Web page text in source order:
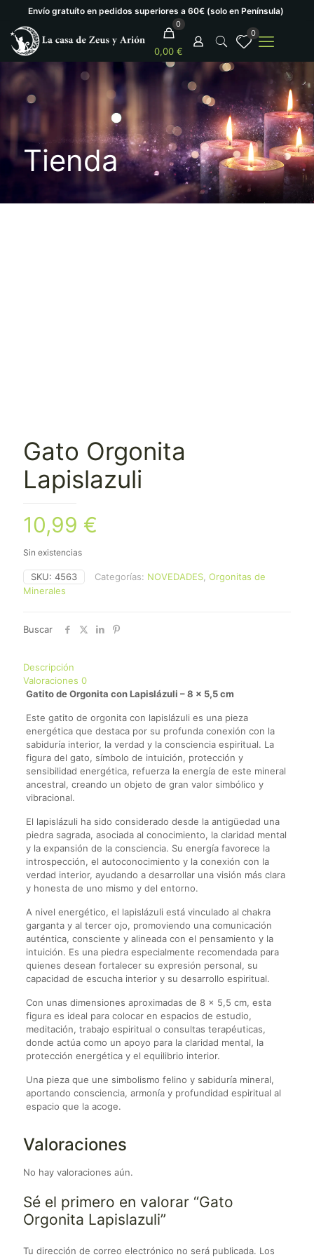
Envío gratuíto en pedidos superiores a 60€ (solo en Península)
0
0,00 €
0
Tienda
Gato Orgonita
Lapislazuli
10,99 €
Sin existencias
SKU: 4563 Categorías: NOVEDADES, Orgonitas de
Minerales
Buscar
Descripción
Valoraciones 0
Gatito de Orgonita con Lapislázuli – 8 x 5,5 cm
Este gatito de orgonita con lapislázuli es una pieza
energética que destaca por su profunda conexión con la
sabiduría interior, la verdad y la consciencia espiritual. La
figura del gato, símbolo de intuición, protección y
sensibilidad energética, refuerza la energía de este mineral
ancestral, creando un objeto de gran valor simbólico y
vibracional.
El lapislázuli ha sido considerado desde la antigüedad una
piedra sagrada, asociada al conocimiento, la claridad mental
y la expansión de la consciencia. Su energía favorece la
introspección, el autoconocimiento y la conexión con la
verdad interior, ayudando a desarrollar una visión más clara
y honesta de uno mismo y del entorno.
A nivel energético, el lapislázuli está vinculado al chakra
garganta y al tercer ojo, promoviendo una comunicación
auténtica, consciente y alineada con el pensamiento y la
intuición. Es una piedra especialmente recomendada para
quienes desean fortalecer su expresión personal, su
capacidad de escucha interior y su desarrollo espiritual.
Con unas dimensiones aproximadas de 8 x 5,5 cm, esta
figura es ideal para colocar en espacios de estudio,
meditación, trabajo espiritual o consultas terapéuticas,
donde actúa como un apoyo para la claridad mental, la
protección energética y el equilibrio interior.
Una pieza que une simbolismo felino y sabiduría mineral,
aportando consciencia, armonía y profundidad espiritual al
espacio que la acoge.
Valoraciones
No hay valoraciones aún.
Sé el primero en valorar “Gato
Orgonita Lapislazuli”
Tu dirección de correo electrónico no será publicada. Los